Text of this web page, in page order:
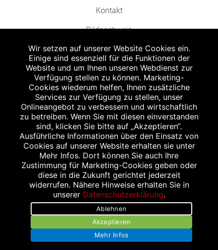
Kontakt
Bildnachweis
Abgabe in haushaltsüblichen Mengen, solange der Vorrat reicht. Für Druck-
und Satzfehler keine Haftung.
Zu Risiken und Nebenwirkungen lesen Sie die Packungsbeilage und fragen
Sie Ihren Arzt oder Apotheker.
Angabe nach der deutschen Arzneimitteltaxe Apothekenerstattungspreis
(AEP). Der AEP ist keine unverbindliche Preisempfehlung der Hersteller. Der
AEP ist ein von den Apotheken in Ansatz gebrachter Preis für rezeptfreie
Arzneimittel. Er entspricht in der Höhe dem für Apotheken verbindlichen
Abgabepreis, zu dem eine Apotheke in bestimmten Fällen (z.B. bei Kindern
unter 12 Jahren) das Produkt mit der gesetzlichen Krankenversicherung
abrechnet. Der AEP ist der allgemeine Erstattungspreis im Falle einer
Kostenübernahme durch die gesetzlichen Krankenkassen, vor Abzug eines
Zwangsrabattes (zur Zeit 5%) nach §130 Abs. 1 SGB V.
Unverbindliche Preisempfehlung des Herstellers (UVP).
powered by apovena.de
Wir setzen auf unserer Website Cookies ein.
Einige sind essenziell für die Funktionen der
Website und um Ihnen unseren Webdienst zur
Verfügung stellen zu können. Marketing-
Cookies wiederum helfen, Ihnen zusätzliche
Services zur Verfügung zu stellen, unser
Onlineangebot zu verbessern und wirtschaftlich
zu betreiben. Wenn Sie mit diesen einverstanden
sind, klicken Sie bitte auf „Akzeptieren“.
Ausführliche Informationen über den Einsatz von
Cookies auf unserer Website erhalten sie unter
Mehr Infos. Dort können Sie auch Ihre
Zustimmung für Marketing-Cookies geben oder
diese in die Zukunft gerichtet jederzeit
widerrufen. Nähere Hinweise erhalten Sie in
unserer Datenschutzerklärung.
Ablehnen
Akzeptieren
Mehr Infos